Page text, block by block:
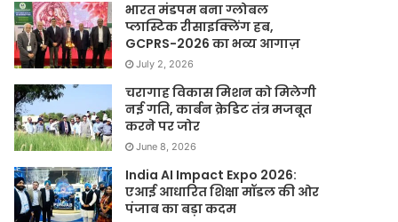
भारत मंडपम बना ग्लोबल
प्लास्टिक रीसाइक्लिंग हब,
GCPRS-2026 का भव्य आगाज़
July 2, 2026
चरागाह विकास मिशन को मिलेगी
नई गति, कार्बन क्रेडिट तंत्र मजबूत
करने पर जोर
June 8, 2026
India AI Impact Expo 2026:
एआई आधारित शिक्षा मॉडल की ओर
पंजाब का बड़ा कदम